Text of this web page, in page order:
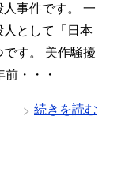
事件です。 一
人として「日本
す。 美作騒擾
・・・
続きを読む